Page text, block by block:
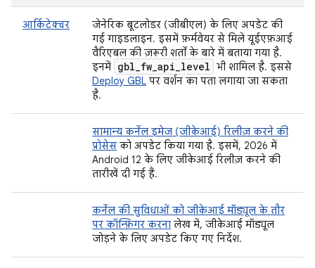
आर्किटेक्चर
जेनेरिक बूटलोडर (जीबीएल) के लिए अपडेट की
गई गाइडलाइन. इसमें फ़र्मवेयर से मिले यूईएफ़आई
वैरिएबल की ज़रूरी शर्तों के बारे में बताया गया है.
इनमें gbl_fw_api_level भी शामिल है. इससे
Deploy GBL पर वर्शन का पता लगाया जा सकता
है.
सामान्य कर्नेल इमेज (जीकेआई) रिलीज़ करने की
प्रोसेस को अपडेट किया गया है. इसमें, 2026 में
Android 12 के लिए जीकेआई रिलीज़ करने की
तारीखें दी गई हैं.
कर्नेल की सुविधाओं को जीकेआई मॉड्यूल के तौर
पर कॉन्फ़िगर करना लेख में, जीकेआई मॉड्यूल
जोड़ने के लिए अपडेट किए गए निर्देश.